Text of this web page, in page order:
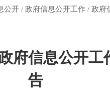
公开 / 政府信息公开工作 / 政府
府信息公开工
告